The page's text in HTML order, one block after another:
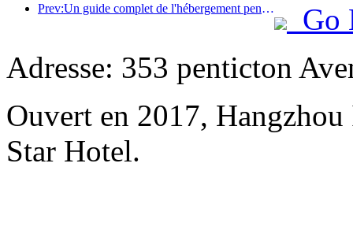
Prev:Un guide complet de l'hébergement pendant la saison touristique hivernale à Pékin La nouvelle cour de l'hôtel Jingneng déclenche un nouvel engouement touristique.
Go
Adresse: 353 penticton
Ouvert en 2017,
Star Hotel.